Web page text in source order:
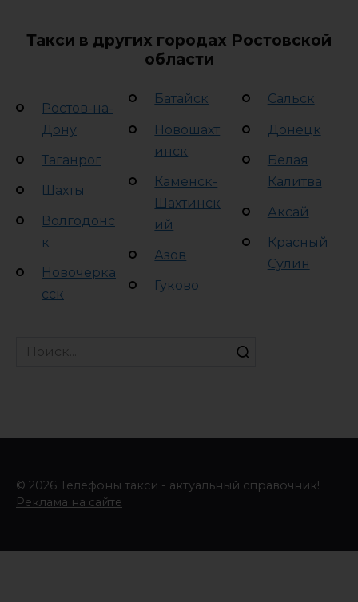
Такси в других городах Ростовской
области
Ростов-на-
Дону
Таганрог
Шахты
Волгодонс
к
Новочерка
сск
Батайск
Новошахт
инск
Каменск-
Шахтинск
ий
Азов
Гуково
Сальск
Донецк
Белая
Калитва
Аксай
Красный
Сулин
Search
© 2026 Телефоны такси - актуальный справочник!
Реклама на сайте